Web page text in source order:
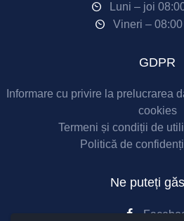
Luni – joi
Vineri –
GDPR
Informare cu privire la prelucrarea
cookies
Termeni și condiții de
Politică de
Ne puteți